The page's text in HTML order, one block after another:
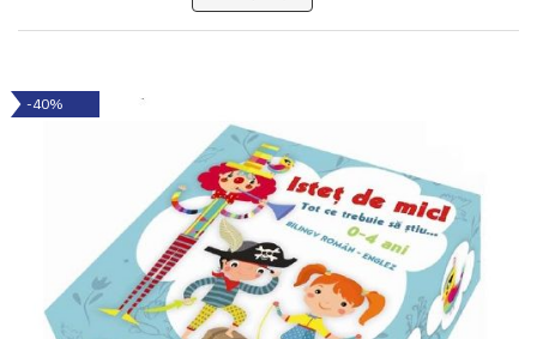
-40%